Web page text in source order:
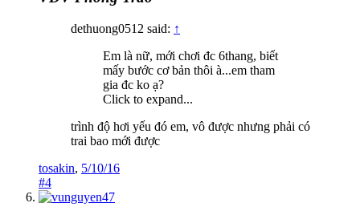
dethuong0512 said: ↑
Em là nữ, mới chơi đc 6thang, biết
mấy bước cơ bản thôi à...em tham
gia đc ko ạ?
Click to expand...
trình độ hơi yếu đó em, vô được nhưng phải có
trai bao mới được
tosakin, 5/10/16
#4